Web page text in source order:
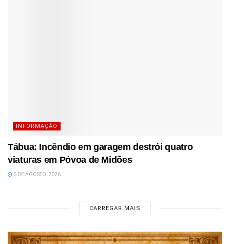
INFORMAÇÃO
Tábua: Incêndio em garagem destrói quatro
viaturas em Póvoa de Midões
6 DE AGOSTO, 2026
CARREGAR MAIS